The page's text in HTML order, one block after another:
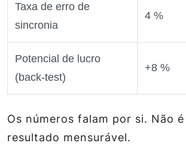
Taxa de erro de
sincronia
4 %
Potencial de lucro
(back‑test)
+8 %
Os números falam por si. Não
resultado mensurável.